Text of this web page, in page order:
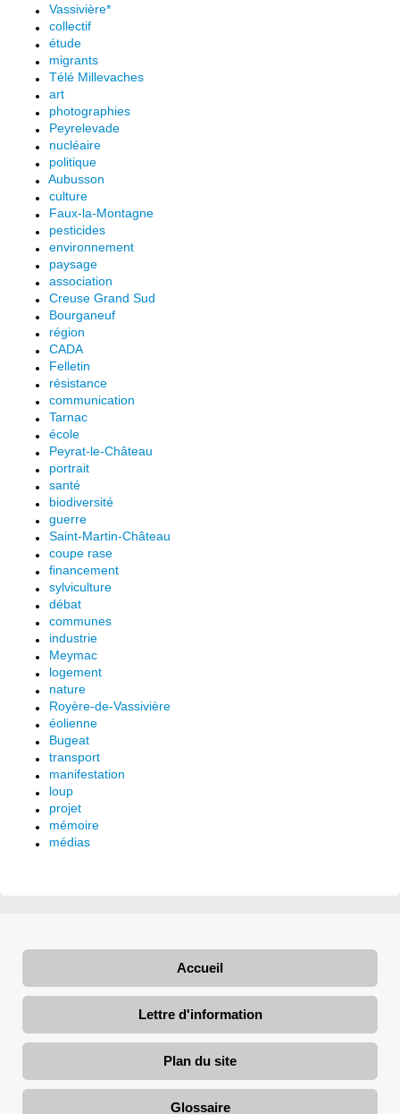
Vassivière*
collectif
étude
migrants
Télé Millevaches
art
photographies
Peyrelevade
nucléaire
politique
Aubusson
culture
Faux-la-Montagne
pesticides
environnement
paysage
association
Creuse Grand Sud
Bourganeuf
région
CADA
Felletin
résistance
communication
Tarnac
école
Peyrat-le-Château
portrait
santé
biodiversité
guerre
Saint-Martin-Château
coupe rase
financement
sylviculture
débat
communes
industrie
Meymac
logement
nature
Royère-de-Vassivière
éolienne
Bugeat
transport
manifestation
loup
projet
mémoire
médias
Accueil
Lettre d'information
Plan du site
Glossaire